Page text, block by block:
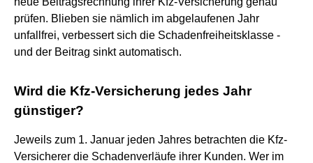
prüfen. Blieben sie nämlich im abgelaufenen Jahr
unfallfrei, verbessert sich die Schadenfreiheitsklasse -
und der Beitrag sinkt automatisch.
Wird die Kfz-Versicherung jedes Jahr
günstiger?
Jeweils zum 1. Januar jeden Jahres betrachten die Kfz-
Versicherer die Schadenverläufe ihrer Kunden. Wer im